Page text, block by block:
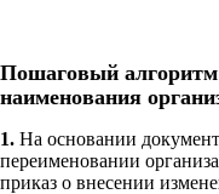
Пошаговый алгоритм
наименования
1. На основании
переименовании
приказ о внесении